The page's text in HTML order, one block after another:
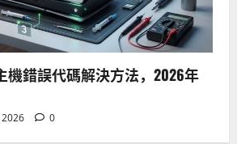
機錯誤代碼解決方法，2026年
2026 0